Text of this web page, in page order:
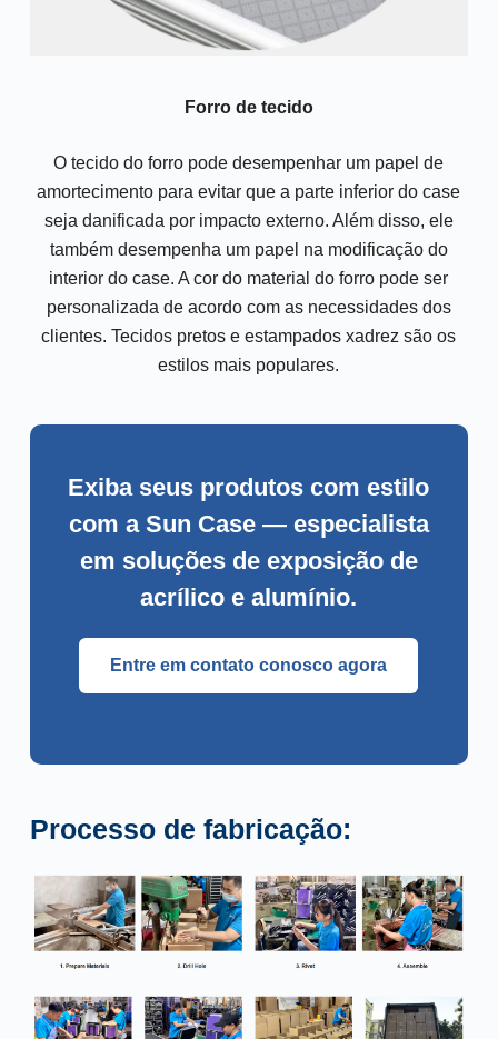
Forro de tecido
O tecido do forro pode desempenhar um papel de
amortecimento para evitar que a parte inferior do case
seja danificada por impacto externo. Além disso, ele
também desempenha um papel na modificação do
interior do case. A cor do material do forro pode ser
personalizada de acordo com as necessidades dos
clientes. Tecidos pretos e estampados xadrez são os
estilos mais populares.
Exiba seus produtos com estilo
com a Sun Case — especialista
em soluções de exposição de
acrílico e alumínio.
Entre em contato conosco agora
Processo de fabricação: